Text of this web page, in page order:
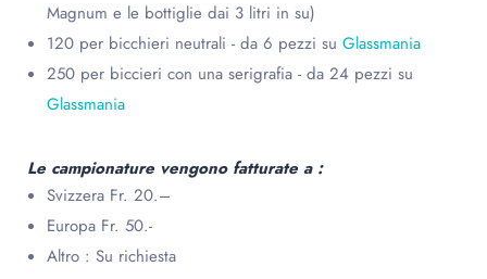
Magnum e le bottiglie dai 3 litri in su)
120 per bicchieri neutrali - da 6 pezzi su Glassmania
250 per biccieri con una serigrafia - da 24 pezzi su
Glassmania
Le campionature vengono fatturate a :
Svizzera Fr. 20.–
Europa Fr. 50.-
Altro : Su richiesta